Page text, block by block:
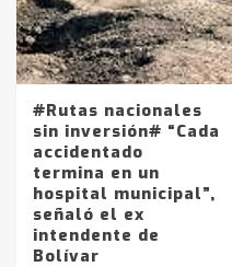
#Rutas nacionales
sin inversión# “Cada
accidentado
termina en un
hospital municipal”,
señaló el ex
intendente de
Bolívar